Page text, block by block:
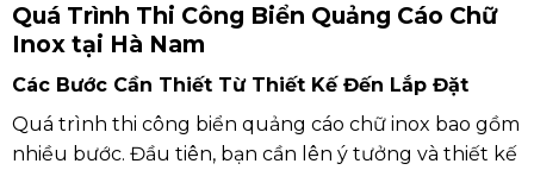
Quá Trình Thi Công Biển Quảng Cáo Chữ
Inox tại Hà Nam
Các Bước Cần Thiết Từ Thiết Kế Đến Lắp Đặt
Quá trình thi công biển quảng cáo chữ inox bao gồm
nhiều bước. Đầu tiên, bạn cần lên ý tưởng và thiết kế